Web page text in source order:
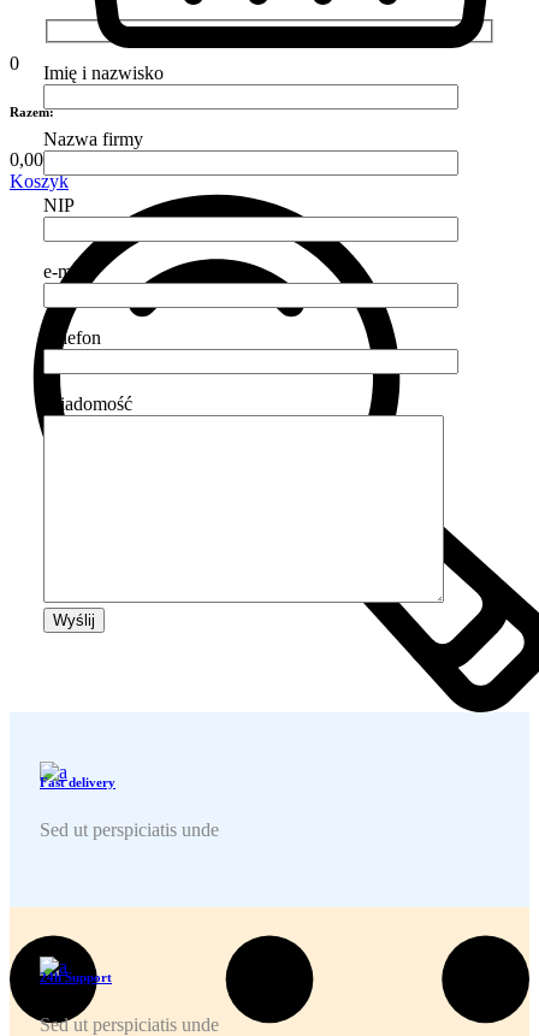
0
Razem:
0,00
Koszyk
Imię i nazwisko
Nazwa firmy
NIP
e-mail
Telefon
Wiadomość
Wyślij
Fast delivery
Sed ut perspiciatis unde
24h Support
Sed ut perspiciatis unde